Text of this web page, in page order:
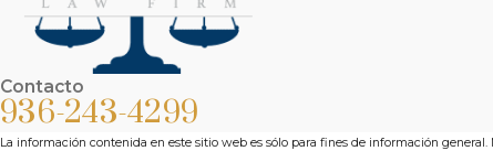
Contacto
936-243-4299
La información contenida en este sitio web es sólo para fines de información